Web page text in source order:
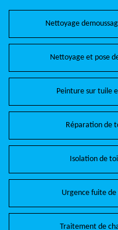
Nettoyage
Nettoyage et pose
Peinture sur tuile
Réparation de
Isolation de
Urgence fuite
Traitement de